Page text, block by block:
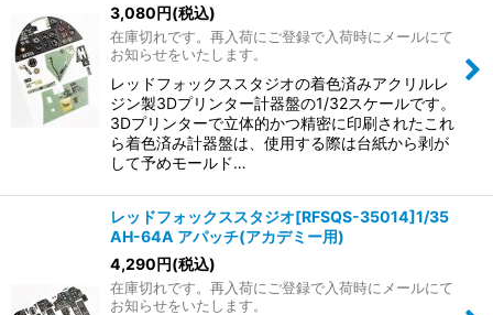
3,080円(税込)
在庫切れです。再入荷にご登録で入荷時にメールにて
お知らせをいたします。
レッドフォックススタジオの着色済みアクリルレ
ジン製3Dプリンター計器盤の1/32スケールです。
3Dプリンターで立体的かつ精密に印刷されたこれ
ら着色済み計器盤は、使用する際は台紙から剥が
して予めモールド…
レッドフォックススタジオ[RFSQS-35014]1/35
AH-64A アパッチ(アカデミー用)
4,290円(税込)
在庫切れです。再入荷にご登録で入荷時にメールにて
お知らせをいたします。